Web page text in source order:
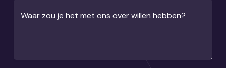
Waar zou je het met ons over willen hebben?